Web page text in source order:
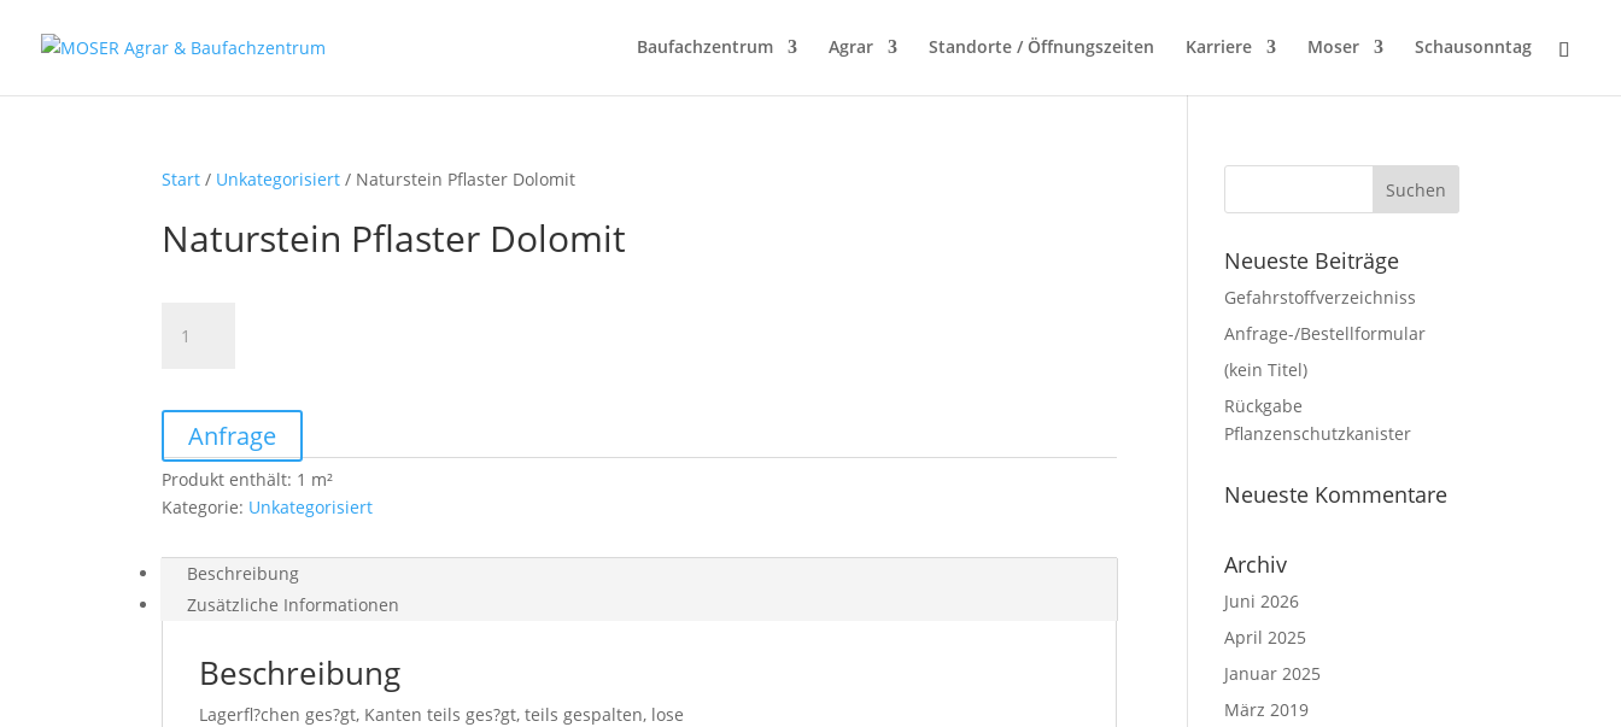
Baufachzentrum Agrar Standorte / Öffnungszeiten Karriere Moser Schausonntag
Start / Unkategorisiert / Naturstein Pflaster Dolomit
Naturstein Pflaster Dolomit
Pflaster
Anfrage
Produkt enthält: 1 m²
Kategorie: Unkategorisiert
Beschreibung
Zusätzliche Informationen
Beschreibung
Lagerfl?chen ges?gt, Kanten teils ges?gt, teils gespalten, lose
Neueste Beiträge
Gefahrstoffverzeichniss
Anfrage-/Bestellformular
(kein Titel)
Rückgabe
Pflanzenschutzkanister
Neueste Kommentare
Archiv
Juni 2026
April 2025
Januar 2025
März 2019